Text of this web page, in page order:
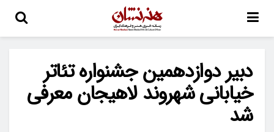
دبیر دوازدهمین جشنواره تئاتر
خیابانی شهروند لاهیجان معرفی
شد